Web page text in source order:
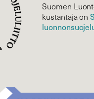
Suomen
kustantaja on